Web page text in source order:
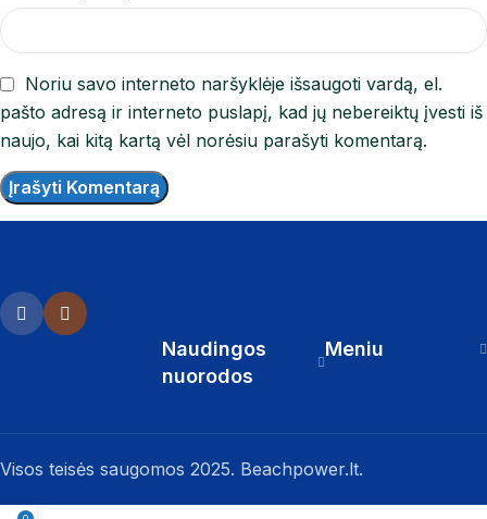
Noriu savo interneto naršyklėje išsaugoti vardą, el.
pašto adresą ir interneto puslapį, kad jų nebereiktų įvesti iš
naujo, kai kitą kartą vėl norėsiu parašyti komentarą.
Naudingos
nuorodos
Meniu
Visos teisės saugomos 2025. Beachpower.lt.